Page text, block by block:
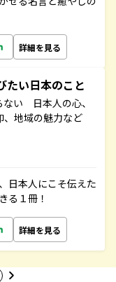
詳細を見る
い日本のこと
ない 日本人の心、
、地域の魅力など
日本人にこそ伝えた
る１冊！
詳細を見る